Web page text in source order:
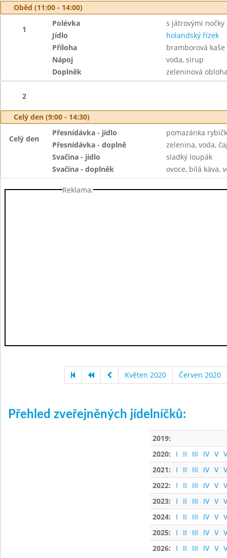
Oběd (11:00 - 14:00)
1
Polévka
s játrovými nočky
Jídlo
holandský řízek
Příloha
bramborová kaše
Nápoj
voda, sirup
Doplněk
zeleninová
2
Celý den (9:00 - 14:30)
Celý den
Přesnídávka - jídlo
pomazánka
Přesnídávka - doplně
zelenina, voda,
Svačina - jídlo
sladký loupák
Svačina - doplněk
ovoce, bílá káva,
Reklama:
Květen 2020 Červen 2020
Přehled zveřejněných jídelníčků:
2019:
2020:
I II III IV V
2021:
I II III IV V
2022:
I II III IV V
2023:
I II III IV V
2024:
I II III IV V
2025:
I II III IV V
2026:
I II III IV V